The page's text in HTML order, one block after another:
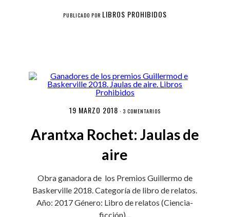
PUBLICADO POR LIBROS PROHIBIDOS
19 MARZO 2018 · 3 COMENTARIOS
Arantxa Rochet: Jaulas de
aire
Obra ganadora de los Premios Guillermo de
Baskerville 2018. Categoría de libro de relatos.
Año: 2017 Género: Libro de relatos (Ciencia-
ficción)...